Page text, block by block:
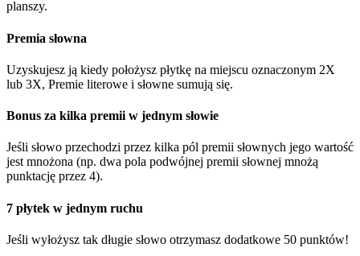
planszy.
Premia słowna
Uzyskujesz ją kiedy położysz płytkę na miejscu oznaczonym 2X
lub 3X, Premie literowe i słowne sumują się.
Bonus za kilka premii w jednym słowie
Jeśli słowo przechodzi przez kilka pól premii słownych jego wartość
jest mnożona (np. dwa pola podwójnej premii słownej mnożą
punktację przez 4).
7 płytek w jednym ruchu
Jeśli wyłożysz tak długie słowo otrzymasz dodatkowe 50 punktów!